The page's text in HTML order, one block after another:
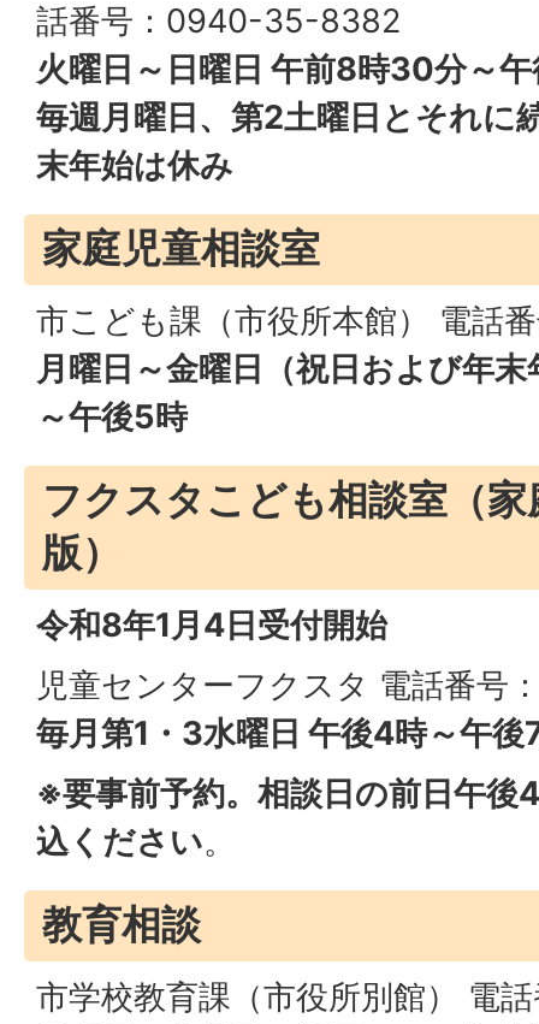
話番号：0940-35-8382
火曜日～日曜日 午前8時30分～
毎週月曜日、第2土曜日とそれに
末年始は休み
家庭児童相談室
市こども課（市役所本館） 電話
月曜日～金曜日（祝日および年
～午後5時
フクスタこども相談室（
版）
令和8年1月4日受付開始
児童センターフクスタ 電話番
毎月第1・3水曜日 午後4時～午後
※要事前予約。相談日の前日午後
込ください。
教育相談
市学校教育課（市役所別館） 電